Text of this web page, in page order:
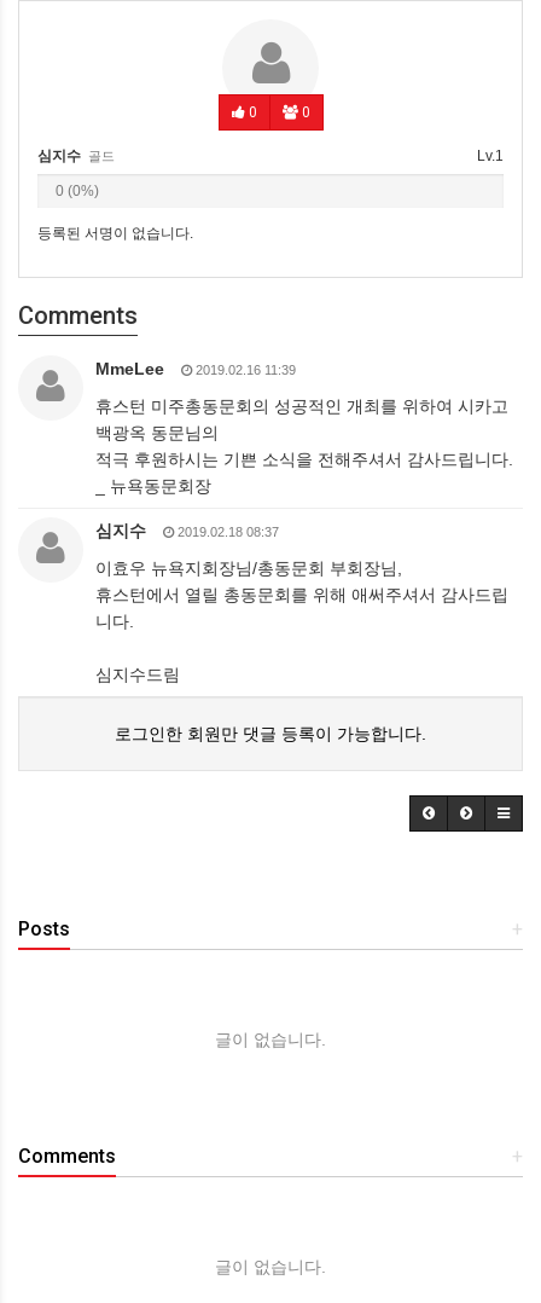
0 0
Lv.1
심지수 골드
0 (0%)
등록된 서명이 없습니다.
Comments
MmeLee 2019.02.16 11:39
휴스턴 미주총동문회의 성공적인 개최를 위하여 시카고
백광옥 동문님의
적극 후원하시는 기쁜 소식을 전해주셔서 감사드립니다.
_ 뉴욕동문회장
심지수 2019.02.18 08:37
이효우 뉴욕지회장님/총동문회 부회장님,
휴스턴에서 열릴 총동문회를 위해 애써주셔서 감사드립
니다.
심지수드림
로그인한 회원만 댓글 등록이 가능합니다.
+
Posts
글이 없습니다.
+
Comments
글이 없습니다.